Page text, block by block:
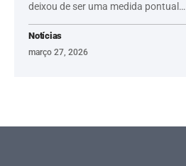
deixou de ser uma medida pontual…
Notícias
março 27, 2026